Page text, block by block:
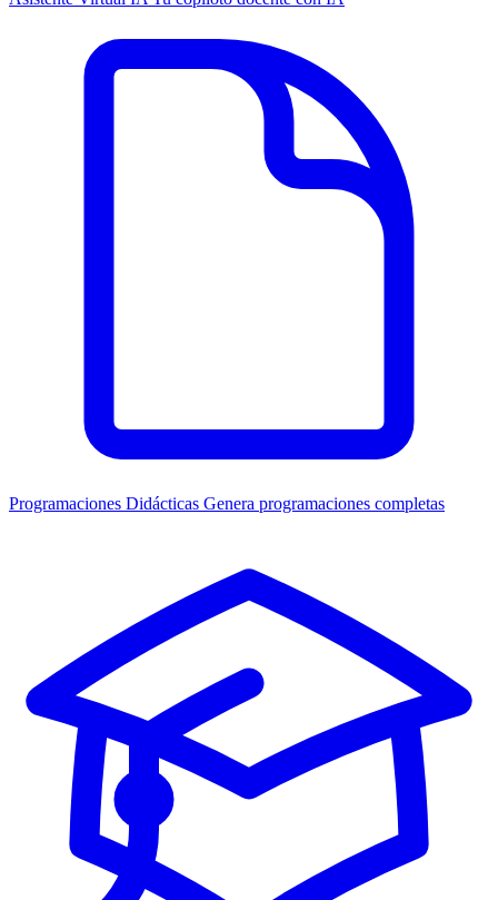
Programaciones Didácticas Genera programaciones completas